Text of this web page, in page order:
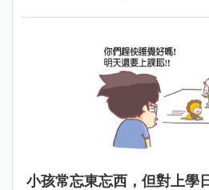
小孩常忘東忘西，但對上學